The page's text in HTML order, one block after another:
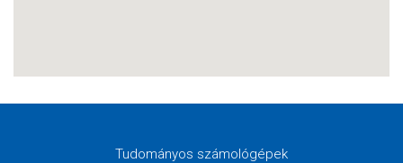
Tudományos számológépek